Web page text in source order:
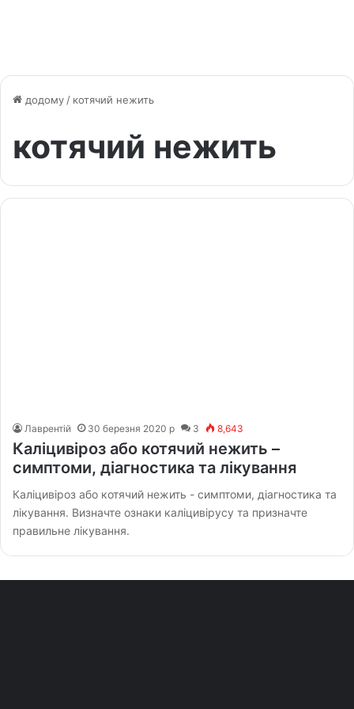
додому/ котячий нежить
котячий нежить
Лаврентій 30 березня 2020 р 3 8,643
Каліцивіроз або котячий нежить –
симптоми, діагностика та лікування
Каліцивіроз або котячий нежить - симптоми, діагностика та
лікування. Визначте ознаки каліцивірусу та призначте
правильне лікування.